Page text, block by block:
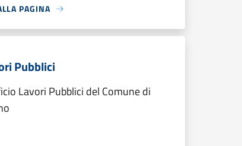
PAGINA
Pubblici
Lavori Pubblici del Comune di